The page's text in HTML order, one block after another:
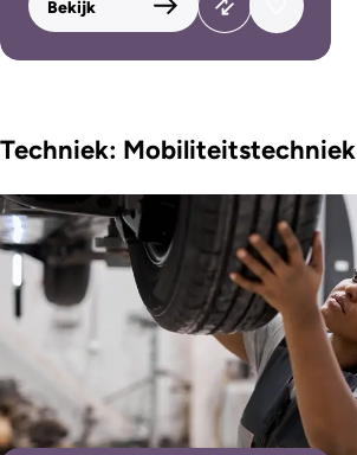
Bekijk
Techniek: Mobiliteitstechniek